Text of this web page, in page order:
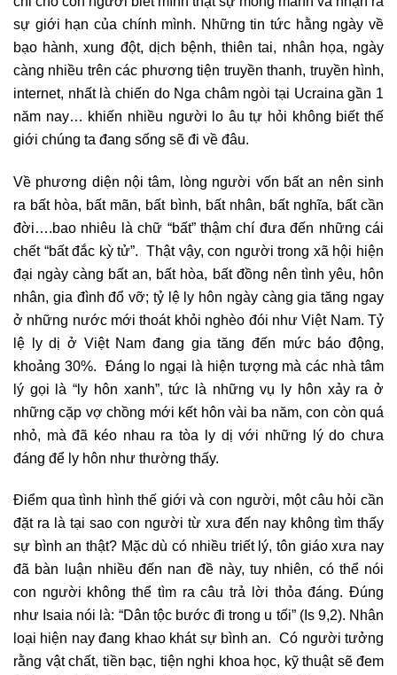
sự giới hạn của chính mình. Những tin tức hằng ngày về
bạo hành, xung đột, dịch bệnh, thiên tai, nhân họa, ngày
càng nhiều trên các phương tiện truyền thanh, truyền hình,
internet, nhất là chiến do Nga châm ngòi tại Ucraina gần 1
năm nay… khiến nhiều người lo âu tự hỏi không biết thế
giới chúng ta đang sống sẽ đi về đâu.
Về phương diện nội tâm, lòng người vốn bất an nên sinh
ra bất hòa, bất mãn, bất bình, bất nhân, bất nghĩa, bất cần
đời….bao nhiêu là chữ “bất” thậm chí đưa đến những cái
chết “bất đắc kỳ tử”. Thật vậy, con người trong xã hội hiện
đại ngày càng bất an, bất hòa, bất đồng nên tình yêu, hôn
nhân, gia đình đổ vỡ; tỷ lệ ly hôn ngày càng gia tăng ngay
ở những nước mới thoát khỏi nghèo đói như Việt Nam. Tỷ
lệ ly dị ở Việt Nam đang gia tăng đến mức báo động,
khoảng 30%. Đáng lo ngại là hiện tượng mà các nhà tâm
lý gọi là “ly hôn xanh”, tức là những vụ ly hôn xảy ra ở
những cặp vợ chồng mới kết hôn vài ba năm, con còn quá
nhỏ, mà đã kéo nhau ra tòa ly dị với những lý do chưa
đáng để ly hôn như thường thấy.
Điểm qua tình hình thế giới và con người, một câu hỏi cần
đặt ra là tại sao con người từ xưa đến nay không tìm thấy
sự bình an thật? Mặc dù có nhiều triết lý, tôn giáo xưa nay
đã bàn luận nhiều đến nan đề này, tuy nhiên, có thể nói
con người không thể tìm ra câu trả lời thỏa đáng. Đúng
như Isaia nói là: “Dân tộc bước đi trong u tối” (Is 9,2). Nhân
loại hiện nay đang khao khát sự bình an. Có người tưởng
rằng vật chất, tiền bạc, tiện nghi khoa học, kỹ thuật sẽ đem